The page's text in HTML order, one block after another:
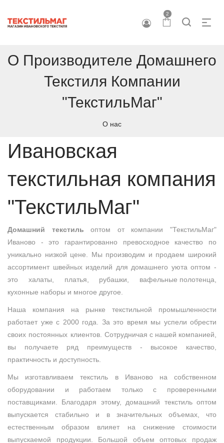
2
О Производителе Домашнего
Текстиля Компании
"ТекстильМаг"
О нас
Ивановская
текстильная компания
"ТекстильМаг"
Домашний текстиль оптом от компании "ТекстильМаг"
Иваново - это гарантированно превосходное качество по
уникально низкой цене. Мы производим и продаем широкий
ассортимент швейных изделий для домашнего уюта оптом -
это халаты платья рубашки вафельные полотенца
кухонные наборы и многое другое.
Наша компания на рынке текстильной промышленности
работает уже с 2000 года. За это время мы успели обрести
своих постоянных клиентов. Сотрудничая с нашей компанией
вы получаете ряд преимуществ - высокое качество,
практичность и доступность.
Мы изготавливаем текстиль в Иваново на собственном
оборудовании и работаем только с проверенными
поставщиками. Благодаря этому, домашний текстиль оптом
выпускается стабильно и в значительных объемах, что
естественным образом влияет на снижение стоимости
выпускаемой продукции. Большой объем оптовых продаж